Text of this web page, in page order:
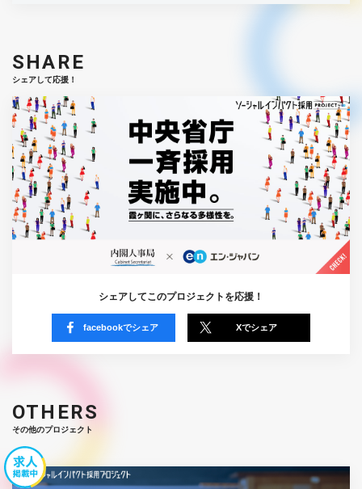
SHARE
シェアして応援！
シェアしてこのプロジェクトを応援！
facebookでシェア Xでシェア
OTHERS
その他のプロジェクト